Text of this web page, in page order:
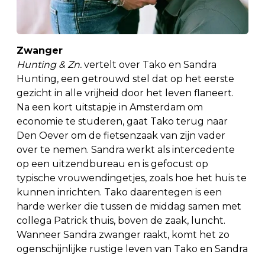
Zwanger
Hunting & Zn. vertelt over Tako en Sandra
Hunting, een getrouwd stel dat op het eerste
gezicht in alle vrijheid door het leven flaneert.
Na een kort uitstapje in Amsterdam om
economie te studeren, gaat Tako terug naar
Den Oever om de fietsenzaak van zijn vader
over te nemen. Sandra werkt als intercedente
op een uitzendbureau en is gefocust op
typische vrouwendingetjes, zoals hoe het huis te
kunnen inrichten. Tako daarentegen is een
harde werker die tussen de middag samen met
collega Patrick thuis, boven de zaak, luncht.
Wanneer Sandra zwanger raakt, komt het zo
ogenschijnlijke rustige leven van Tako en Sandra